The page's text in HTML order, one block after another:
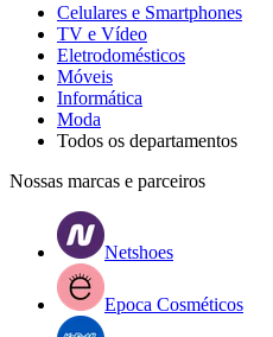
Celulares e Smartphones
TV e Vídeo
Eletrodomésticos
Móveis
Informática
Moda
Todos os departamentos
Nossas marcas e parceiros
Netshoes
Epoca Cosméticos